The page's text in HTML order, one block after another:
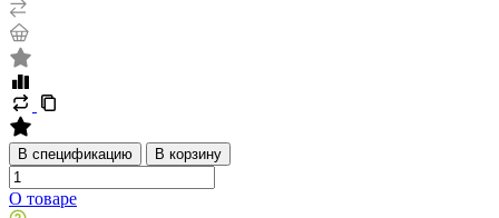
В спецификацию В корзину
О товаре